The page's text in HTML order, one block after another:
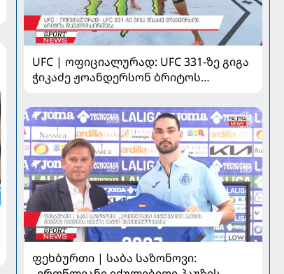
UFC | ოფიციალურად: UFC 331-ზე გიგა
ჭიკაძე ჟოანდერსონ ბრიტოს
ფეხბურთი | საბა საზონოვი: